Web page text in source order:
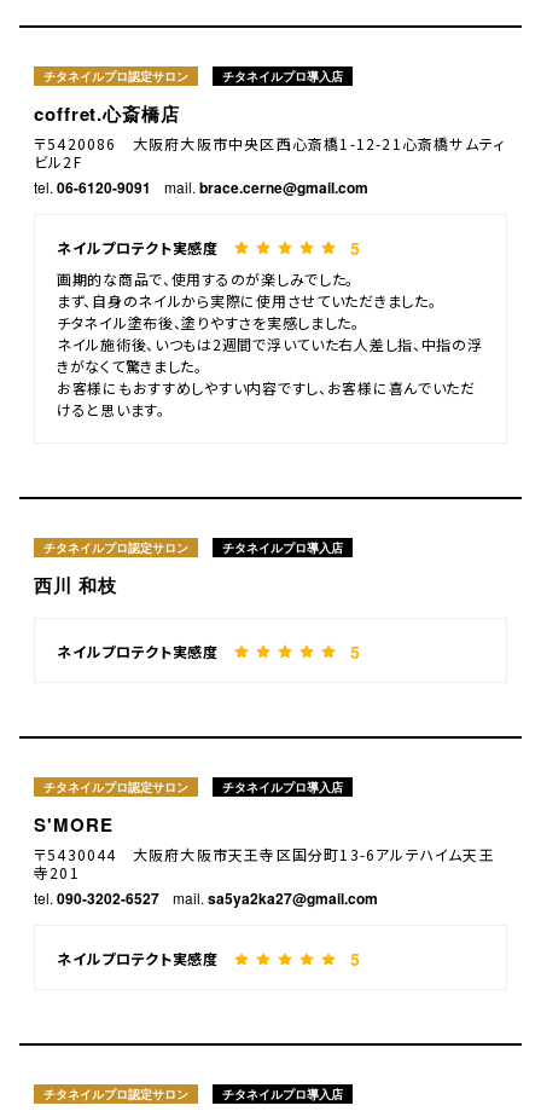
チタネイルプロ認定サロン チタネイルプロ導入店
coffret.心斎橋店
〒5420086 大阪府大阪市中央区西心斎橋1-12-21心斎橋サムティ
ビル2F
tel. 06-6120-9091 mail. brace.cerne@gmail.com
ネイルプロテクト実感度 5
画期的な商品で、使用するのが楽しみでした。
まず、自身のネイルから実際に使用させていただきました。
チタネイル塗布後、塗りやすさを実感しました。
ネイル施術後、いつもは2週間で浮いていた右人差し指、中指の浮
きがなくて驚きました。
お客様にもおすすめしやすい内容ですし、お客様に喜んでいただ
けると思います。
チタネイルプロ認定サロン チタネイルプロ導入店
西川 和枝
ネイルプロテクト実感度 5
チタネイルプロ認定サロン チタネイルプロ導入店
S'MORE
〒5430044 大阪府大阪市天王寺区国分町13-6アルテハイム天王
寺201
tel. 090-3202-6527 mail. sa5ya2ka27@gmail.com
ネイルプロテクト実感度 5
チタネイルプロ認定サロン チタネイルプロ導入店